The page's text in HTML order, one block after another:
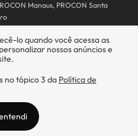
Manaus, PROCON Santa
conta pós-paga (cartões de